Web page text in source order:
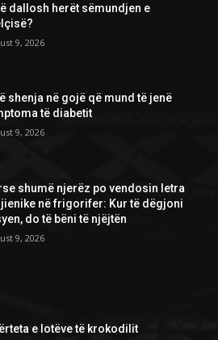
dallosh herët sëmundjen e
9, 2026
shenja në gojë që mund të jenë
të diabetit
9, 2026
shumë njerëz po vendosin letra
në frigorifer: Kur të dëgjoni
do të bëni të njëjtën
9, 2026
e lotëve të krokodilit